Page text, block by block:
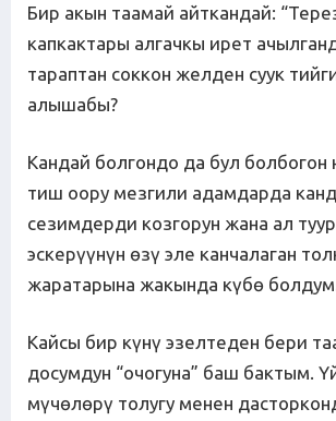
Бир акын таамай айткандай:
капкактары алгачкы ирет
тараптан соккон желден суук
алышабы?
Кандай болгондо да бул болбогон
тиш оору мезгили адамдарда
сезимдерди козгорун жана ал
эскерүүнүн өзү эле канчалаган
жаратарына жакында күбө
Кайсы бир күнү эзелтеден бери
досумдун “очогуна” баш бактым.
мүчөлөрү толугу менен